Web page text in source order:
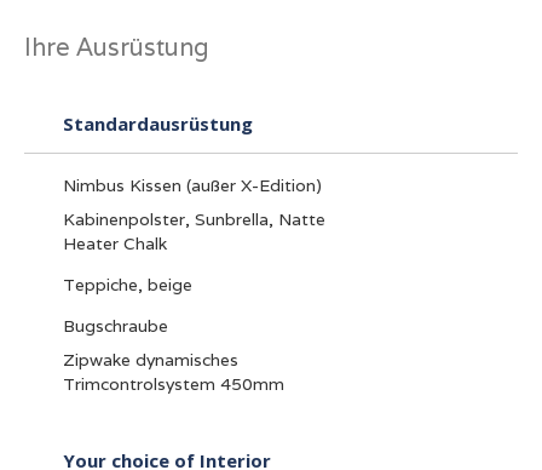
Ihre Ausrüstung
Standardausrüstung
Nimbus Kissen (außer X-Edition)
Kabinenpolster, Sunbrella, Natte
Heater Chalk
Teppiche, beige
Bugschraube
Zipwake dynamisches
Trimcontrolsystem 450mm
Your choice of Interior